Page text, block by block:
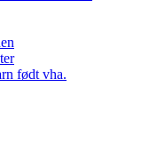
født vha.